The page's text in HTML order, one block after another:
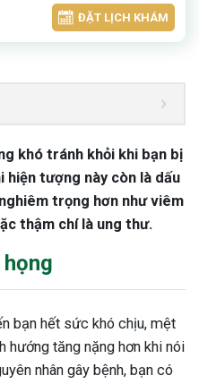
ĐẶT LỊCH KHÁM
khó tránh khỏi khi bạn bị
hiện tượng này còn là dấu
trọng hơn như viêm
thậm chí là ung thư.
bạn hết sức khó chịu, mệt
hướng tăng nặng hơn khi nói
nhân gây bệnh, bạn có